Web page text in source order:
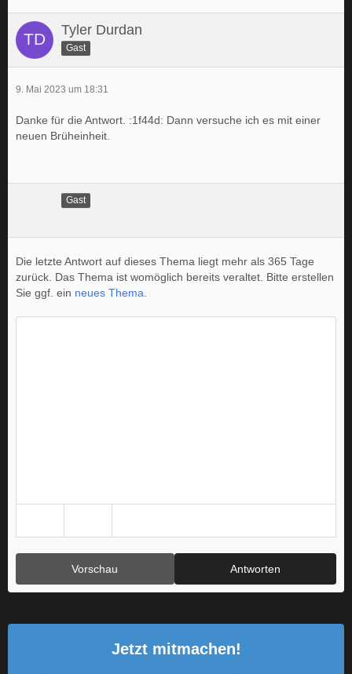
Tyler Durdan
Gast
9. Mai 2023 um 18:31
Danke für die Antwort. :1f44d: Dann versuche ich es mit einer
neuen Brüheinheit.
Gast
Die letzte Antwort auf dieses Thema liegt mehr als 365 Tage
zurück. Das Thema ist womöglich bereits veraltet. Bitte erstellen
Sie ggf. ein neues Thema
Antworten
Vorschau
Jetzt mitmachen!